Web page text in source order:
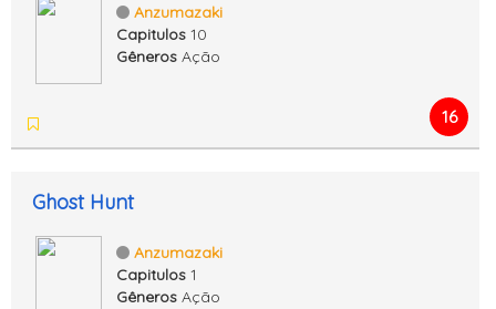
Anzumazaki
Capitulos 10
Gêneros Ação
16
Ghost Hunt
Anzumazaki
Capitulos 1
Gêneros Ação